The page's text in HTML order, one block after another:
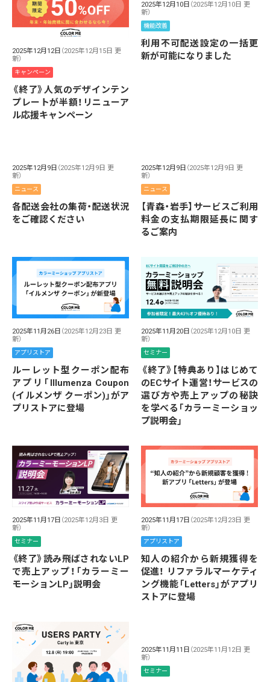
2025年12月12日 （2025年12月15日 更
新）
キャンペーン
《終了》人気のデザインテン
プレートが半額！リニューア
ル応援キャンペーン
2025年12月10日 （2025年12月10日 更
新）
機能改善
利用不可配送設定の一括更
新が可能になりました
2025年12月9日 （2025年12月9日 更
新）
ニュース
各配送会社の集荷・配送状況
をご確認ください
2025年12月9日 （2025年12月9日 更
新）
ニュース
【青森・岩手】サービスご利用
料金の支払期限延長に関す
るご案内
2025年11月26日 （2025年12月23日 更
新）
アプリストア
ルーレット型クーポン配布
アプリ「Illumenza Coupon
(イルメンザ クーポン)」がア
プリストアに登場
2025年11月20日 （2025年12月10日 更
新）
セミナー
《終了》【特典あり】はじめて
のECサイト運営！サービスの
選び方や売上アップの秘訣
を学べる「カラーミーショッ
プ説明会」
2025年11月17日 （2025年12月3日 更
新）
セミナー
《終了》読み飛ばされないLP
で売上アップ！「カラーミー
モーションLP」説明会
2025年11月17日 （2025年12月23日 更
新）
アプリストア
知人の紹介から新規獲得を
促進！ リファラルマーケティ
ング機能「Letters」がアプリ
ストアに登場
2025年11月11日 （2025年11月12日 更
新）
セミナー